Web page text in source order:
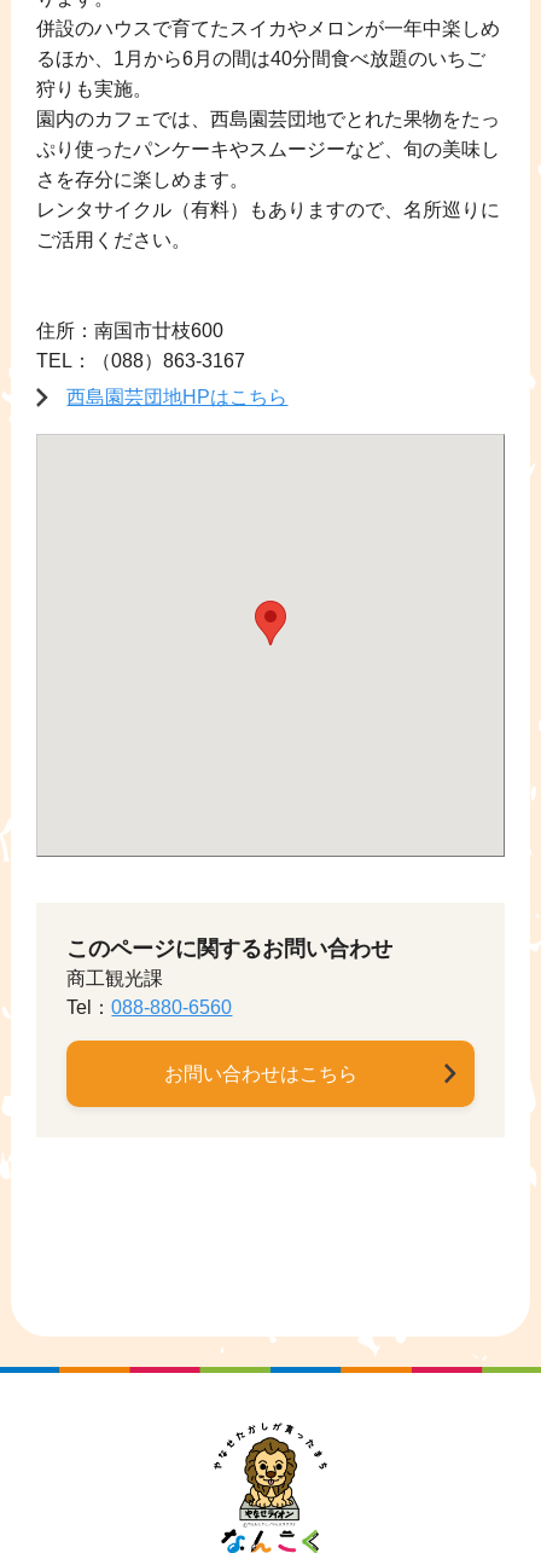
併設のハウスで育てたスイカやメロンが一年中楽しめ
るほか、1月から6月の間は40分間食べ放題のいちご
狩りも実施。
園内のカフェでは、西島園芸団地でとれた果物をたっ
ぷり使ったパンケーキやスムージーなど、旬の美味し
さを存分に楽しめます。
レンタサイクル（有料）もありますので、名所巡りに
ご活用ください。
住所：南国市廿枝600
TEL：（088）863-3167
西島園芸団地HPはこちら
このページに関するお問い合わせ
商工観光課
Tel：088-880-6560
お問い合わせはこちら